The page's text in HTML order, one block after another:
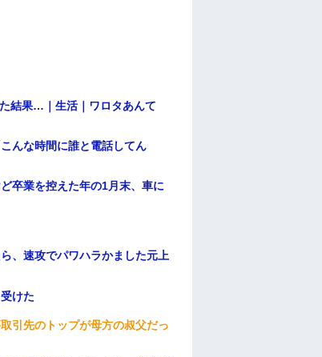
結果…｜生活｜ワロタあんて
んな時間に誰と電話してん
卒業を控えた年の1月末、車に
、速攻でパワハラかました元上
けた
引先のトップが母方の叔父だっ